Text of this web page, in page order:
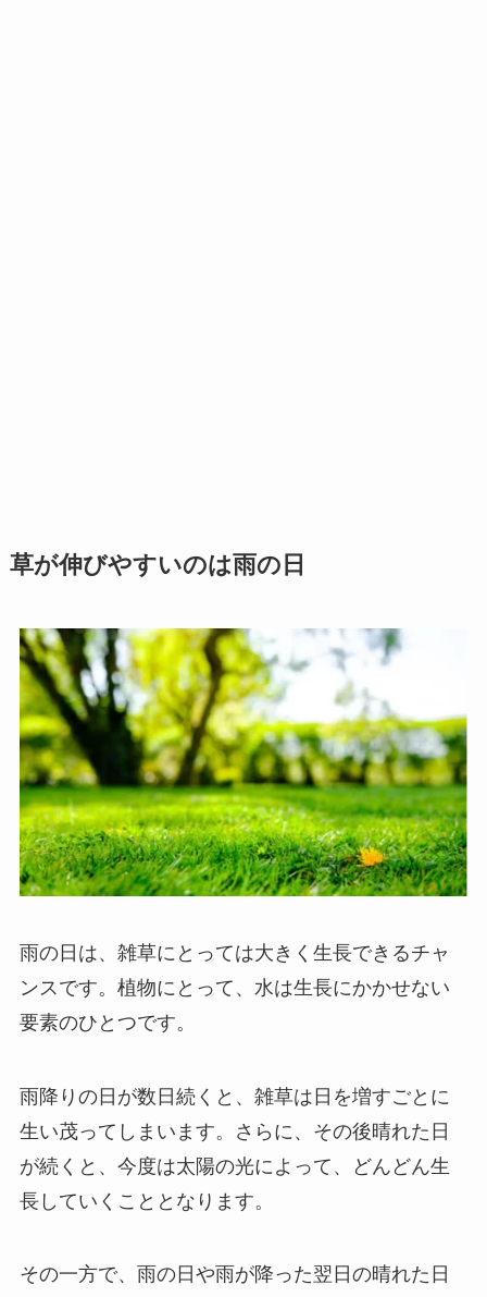
草が伸びやすいのは雨の日
雨の日は、雑草にとっては大きく生長できるチャ
ンスです。植物にとって、水は生長にかかせない
要素のひとつです。
雨降りの日が数日続くと、雑草は日を増すごとに
生い茂ってしまいます。さらに、その後晴れた日
が続くと、今度は太陽の光によって、どんどん生
長していくこととなります。
その一方で、雨の日や雨が降った翌日の晴れた日